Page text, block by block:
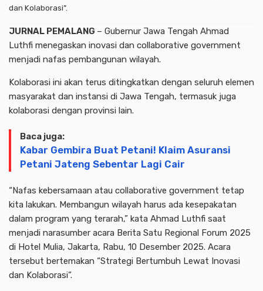
dan Kolaborasi”.
JURNAL PEMALANG – Gubernur Jawa Tengah Ahmad
Luthfi menegaskan inovasi dan collaborative government
menjadi nafas pembangunan wilayah.
Kolaborasi ini akan terus ditingkatkan dengan seluruh elemen
masyarakat dan instansi di Jawa Tengah, termasuk juga
kolaborasi dengan provinsi lain.
Baca juga:
Kabar Gembira Buat Petani! Klaim Asuransi
Petani Jateng Sebentar Lagi Cair
“Nafas kebersamaan atau collaborative government tetap
kita lakukan. Membangun wilayah harus ada kesepakatan
dalam program yang terarah,” kata Ahmad Luthfi saat
menjadi narasumber acara Berita Satu Regional Forum 2025
di Hotel Mulia, Jakarta, Rabu, 10 Desember 2025. Acara
tersebut bertemakan “Strategi Bertumbuh Lewat Inovasi
dan Kolaborasi”.